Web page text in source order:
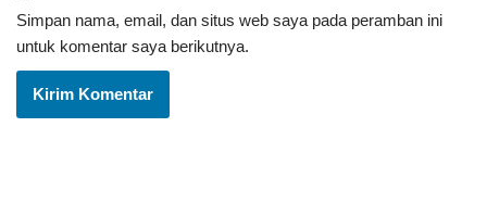
Simpan nama, email, dan situs web saya pada peramban ini
untuk komentar saya berikutnya.